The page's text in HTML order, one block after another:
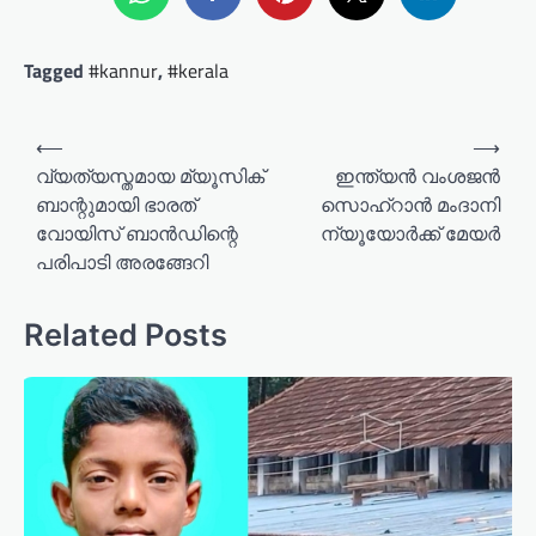
Tagged #kannur,#kerala
a
⟵
വ്യത്യസ്തമായ മ്യൂസിക്
ബാന്റുമായി ഭാരത്
വോയിസ് ബാൻഡിന്റെ
പരിപാടി അരങ്ങേറി
ഇന്ത്യന്‍ വംശജൻ
സൊഹ്‌റാന്‍ മംദാനി
ന്യൂയോർക്ക് മേയർ
⟶
Related Posts